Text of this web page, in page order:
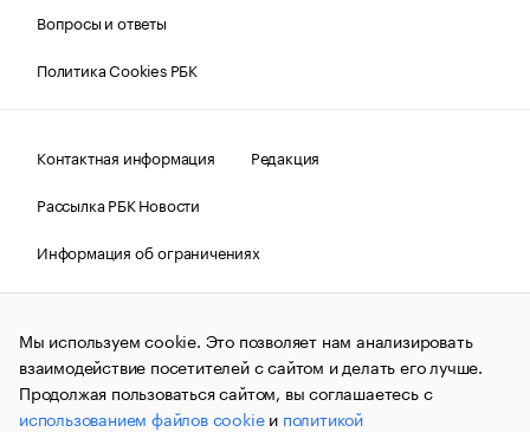
Вопросы и ответы
Политика Cookies РБК
Контактная информация
Редакция
Рассылка РБК Новости
Информация об ограничениях
Правовая информация
О соблюдении авторских прав
© АО «РОСБИЗНЕСКОНСАЛТИНГ»,1995–2026.Сообщения
и материалы информационного агентства «РБК»
(зарегистрировано Федеральной службой по надзору в сфере
связи, информационных технологий и массовых
коммуникаций (Роскомнадзор) 09.12.2015 за номером ИА
Мы используем cookie. Это позволяет нам анализировать
взаимодействие посетителей с сайтом и делать его лучше.
Продолжая пользоваться сайтом, вы соглашаетесь с
использованием файлов cookieи политикой